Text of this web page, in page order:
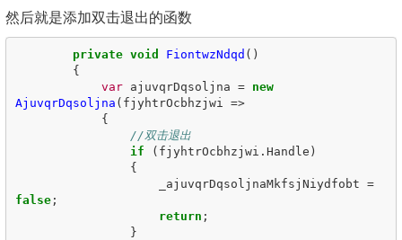
然后就是添加双击退出的函数
private void FiontwzNdqd ()
{
var
ajuvqrDqsoljna =
new
AjuvqrDqsoljna ( fjyhtrOcbhzjwi
=>
{
//双击退出
if
( fjyhtrOcbhzjwi . Handle )
{
_ajuvqrDqsoljnaMkfsjNiydfobt =
false;
return ;
}